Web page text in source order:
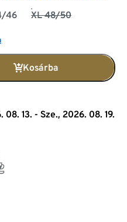
46 XL 48/50
Kosárba
08. 13. - Sze., 2026. 08. 19.